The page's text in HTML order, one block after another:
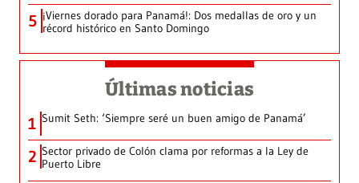
5 ¡Viernes dorado para Panamá!: Dos medallas de oro y un
récord histórico en Santo Domingo
Últimas noticias
1 Sumit Seth: ‘Siempre seré un buen amigo de Panamá’
2 Sector privado de Colón clama por reformas a la Ley de
Puerto Libre